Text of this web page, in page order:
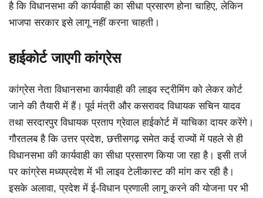
है कि विधानसभा की कार्यवाही का सीधा प्रसारण होना चाहिए, लेकिन
भाजपा सरकार इसे लागू नहीं करना चाहती।
हाईकोर्ट जाएगी कांग्रेस
कांग्रेस नेता विधानसभा कार्यवाही की लाइव स्ट्रीमिंग को लेकर कोर्ट
जाने की तैयारी में हैं। पूर्व मंत्री और कसरावद विधायक सचिन यादव
तथा सरदारपुर विधायक प्रताप ग्रेवाल हाईकोर्ट में याचिका दायर करेंगे।
गौरतलब है कि उत्तर प्रदेश, छत्तीसगढ़ समेत कई राज्यों में पहले से ही
विधानसभा की कार्यवाही का सीधा प्रसारण किया जा रहा है। इसी तर्ज
पर कांग्रेस मध्यप्रदेश में भी लाइव टेलीकास्ट की मांग कर रही है।
इसके अलावा, प्रदेश में ई-विधान प्रणाली लागू करने की योजना पर भी